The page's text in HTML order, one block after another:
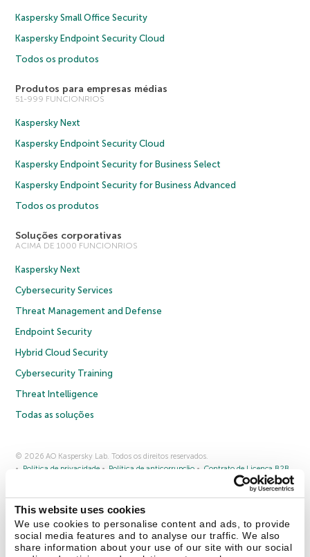
This website uses cookies
We use cookies to personalise content and ads, to provide
social media features and to analyse our traffic. We also
share information about your use of our site with our social
Kaspersky Small Office Security
Kaspersky Endpoint Security Cloud
Todos os produtos
Produtos para empresas médias
51-999 FUNCIONRIOS
Kaspersky Next
Kaspersky Endpoint Security Cloud
Kaspersky Endpoint Security for Business Select
Kaspersky Endpoint Security for Business Advanced
Todos os produtos
Soluções corporativas
ACIMA DE 1000 FUNCIONRIOS
Kaspersky Next
Cybersecurity Services
Threat Management and Defense
Endpoint Security
Hybrid Cloud Security
Cybersecurity Training
Threat Intelligence
Todas as soluções
© 2026 AO Kaspersky Lab. Todos os direitos reservados.
Política de privacidade
Política de anticorrupção
Contrato de Licença B2B
Cookies
Fale conosco Sobre a Kaspersky Parceiros
Comunicado à imprensa